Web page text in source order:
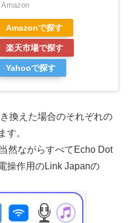
Amazon
Amazonで探す
楽天市場で探す
Yahooで探す
換えた場合のそれぞれの
す。
然ながらすべてEcho Dot
操作用のLink Japanの